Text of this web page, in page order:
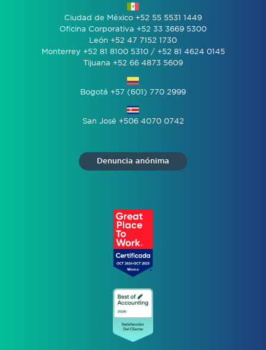
Ciudad de México +52 55 5531 1449
Oficina Corporativa +52 33 3669 5300
León +52 47 7152 1730
Monterrey +52 81 8100 5310 / +52 81 4624 0145
Tijuana +52 66 4873 5609
Bogotá +57 (601) 770 2999
San José +506 4070 0742
Denuncia anónima